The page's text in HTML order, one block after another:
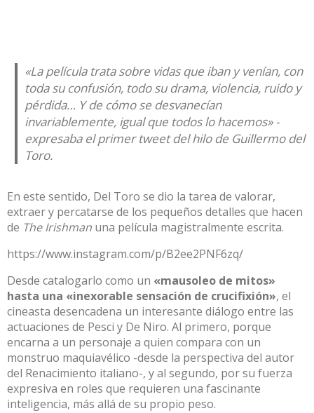
«La película trata sobre vidas que iban y venían, con
toda su confusión, todo su drama, violencia, ruido y
pérdida… Y de cómo se desvanecían
invariablemente, igual que todos lo hacemos» -
expresaba el primer tweet del hilo de Guillermo del
Toro.
En este sentido, Del Toro se dio la tarea de valorar,
extraer y percatarse de los pequeños detalles que hacen
de The Irishman una película magistralmente escrita.
https://www.instagram.com/p/B2ee2PNF6zq/
Desde catalogarlo como un «mausoleo de mitos»
hasta una «inexorable sensación de crucifixión», el
cineasta desencadena un interesante diálogo entre las
actuaciones de Pesci y De Niro. Al primero, porque
encarna a un personaje a quien compara con un
monstruo maquiavélico -desde la perspectiva del autor
del Renacimiento italiano-, y al segundo, por su fuerza
expresiva en roles que requieren una fascinante
inteligencia, más allá de su propio peso.